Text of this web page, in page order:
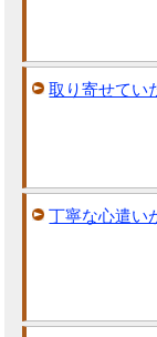
取り寄せてい
丁寧な心遣い